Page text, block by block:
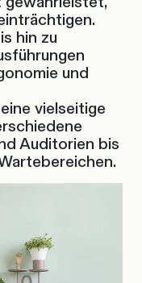
hin zu
und
vielseitige
Auditorien bis